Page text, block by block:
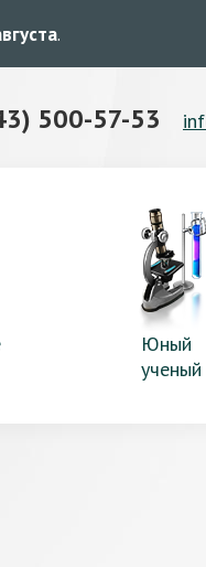
.
500-57-53
Юный
ученый